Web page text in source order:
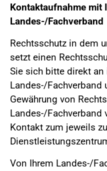
Kontaktaufnahme mit
Landes-/Fachverband
Rechtsschutz in dem
setzt einen
Sie sich bitte direkt
Landes-/
Gewährung von
Landes-/Fachverband
Kontakt zum jeweils
Von Ihrem Landes-/